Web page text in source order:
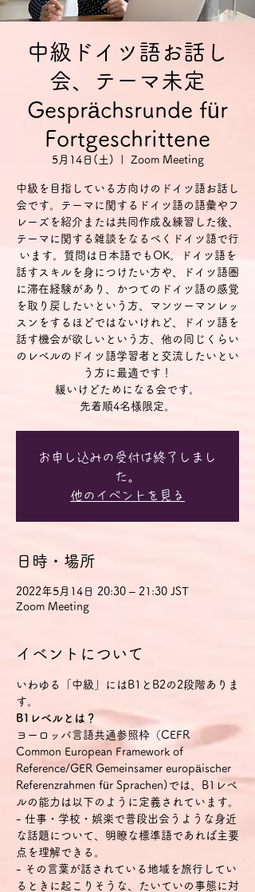
中級ドイツ語お話し
会、テーマ未定
Gesprächsrunde für
Fortgeschrittene
5月14日(土) Zoom Meeting
中級を目指している方向けのドイツ語お話し
会です。テーマに関するドイツ語の語彙やフ
レーズを紹介または共同作成＆練習した後、
テーマに関する雑談をなるべくドイツ語で行
います。質問は日本語でもOK。ドイツ語を
話すスキルを身につけたい方や、ドイツ語圏
に滞在経験があり、かつてのドイツ語の感覚
を取り戻したいという方、マンツーマンレッ
スンをするほどではないけれど、ドイツ語を
話す機会が欲しいという方、他の同じくらい
のレベルのドイツ語学習者と交流したいとい
う方に最適です！
緩いけどためになる会です。
先着順4名様限定。
お申し込みの受付は終了しまし
た。
他のイベントを見る
日時・場所
2022年5月14日 20:30 – 21:30 JST
Zoom Meeting
イベントについて
いわゆる「中級」にはB1とB2の2段階ありま
す。
B1レベルとは？
ヨーロッパ言語共通参照枠（CEFR
Common European Framework of
Reference/GER Gemeinsamer europäischer
Referenzrahmen für Sprachen)では、B1レベ
ルの能力は以下のように定義されています。
- 仕事・学校・娯楽で普段出会うような身近
な話題について、明瞭な標準語であれば主要
点を理解できる。
- その言葉が話されている地域を旅行してい
るときに起こりそうな、たいていの事態に対